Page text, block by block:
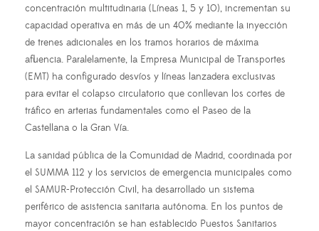
concentración multitudinaria (Líneas 1, 5 y 10), incrementan su
capacidad operativa en más de un 40% mediante la inyección
de trenes adicionales en los tramos horarios de máxima
afluencia. Paralelamente, la Empresa Municipal de Transportes
(EMT) ha configurado desvíos y líneas lanzadera exclusivas
para evitar el colapso circulatorio que conllevan los cortes de
tráfico en arterias fundamentales como el Paseo de la
Castellana o la Gran Vía.
La sanidad pública de la Comunidad de Madrid, coordinada por
el SUMMA 112 y los servicios de emergencia municipales como
el SAMUR-Protección Civil, ha desarrollado un sistema
periférico de asistencia sanitaria autónoma. En los puntos de
mayor concentración se han establecido Puestos Sanitarios